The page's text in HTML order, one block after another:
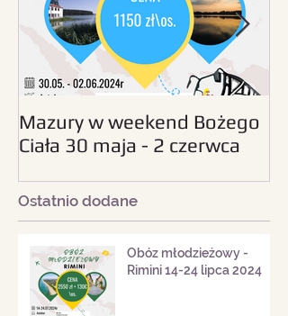
Mazury w weekend Bożego
Ciała 30 maja - 2 czerwca
Ostatnio dodane
Obóz młodzieżowy -
Rimini 14-24 lipca 2024